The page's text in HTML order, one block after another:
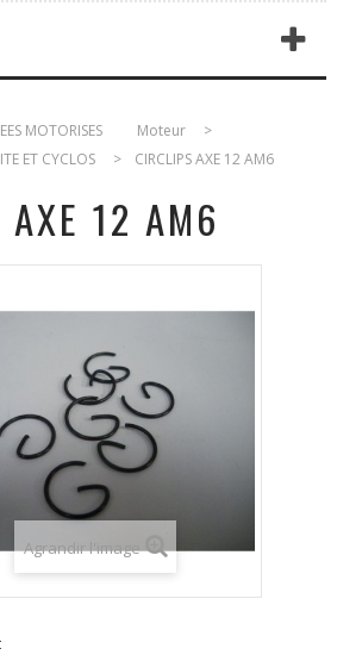
MOTORISES Moteur
>
ET CYCLOS
> CIRCLIPS AXE 12 AM6
12 AM6
Agrandir l'image